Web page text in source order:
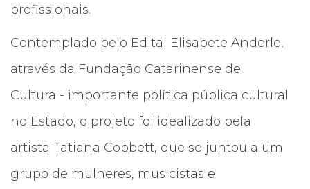
profissionais.
Contemplado pelo Edital Elisabete Anderle,
através da Fundação Catarinense de
Cultura - importante política pública cultural
no Estado, o projeto foi idealizado pela
artista Tatiana Cobbett, que se juntou a um
grupo de mulheres, musicistas e